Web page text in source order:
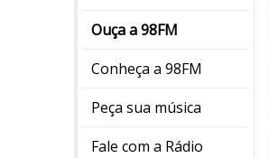
Ouça a 98FM
Conheça a 98FM
Peça sua música
Fale com a Rádio